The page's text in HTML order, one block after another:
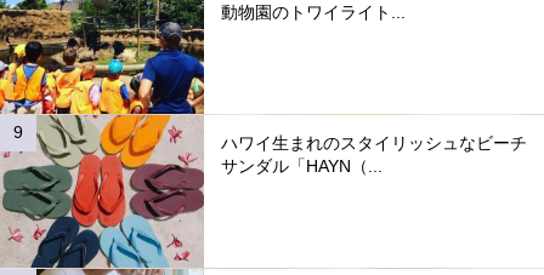
動物園のトワイライト...
ハワイ生まれのスタイリッシュなビーチ
サンダル「HAYN（...